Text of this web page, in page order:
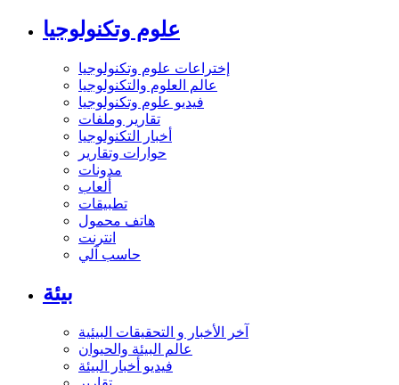
علوم وتكنولوجيا
إختراعات علوم وتكنولوجيا
عالم العلوم والتكنولوجيا
فيديو علوم وتكنولوجيا
تقارير وملفات
أخبار التكنولوجيا
حوارات وتقارير
مدونات
ألعاب
تطبيقات
هاتف محمول
انترنت
حاسب آلي
بيئة
آخر الأخبار و التحقيقات البيئية
عالم البيئة والحيوان
فيديو أخبار البيئة